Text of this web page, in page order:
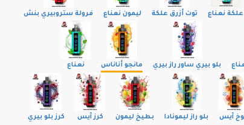
علكة نعناع توت أزرق علكة ليمون نعناع فرولة ستروبيري بنش
بلو بيري ساور راز بيري مانجو أناناس نعناع
آيس بلو راز ليمونادا بطيخ ليمون كرز آيس كرز بلو بيري